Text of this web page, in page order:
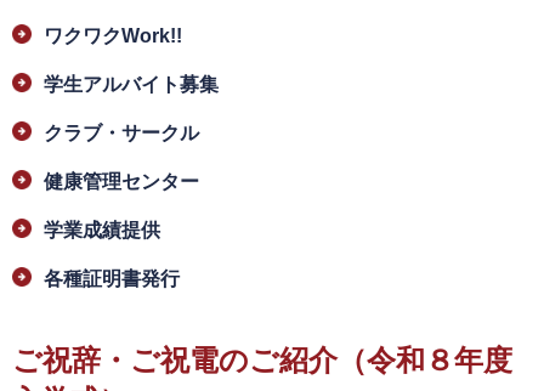
ワクワクWork!!
学生アルバイト募集
クラブ・サークル
健康管理センター
学業成績提供
各種証明書発行
ご祝辞・ご祝電のご紹介（令和８年度